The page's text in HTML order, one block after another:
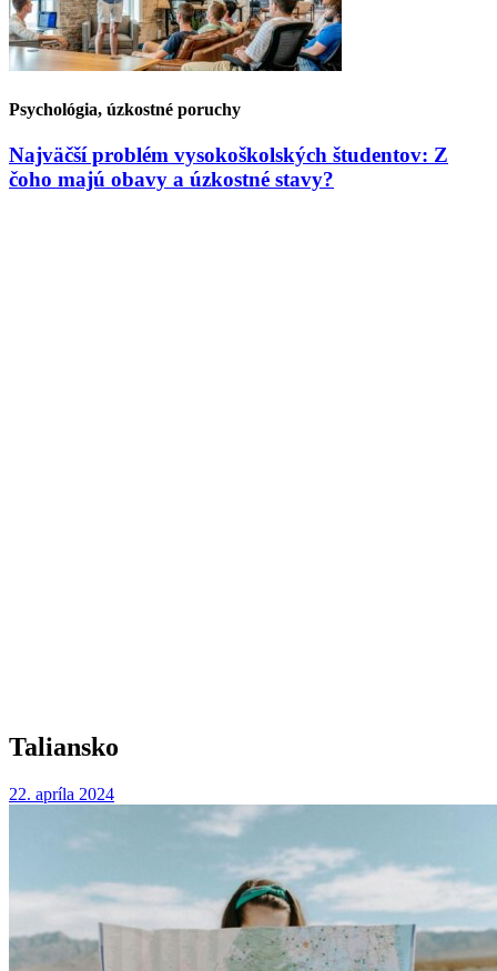
Psychológia, úzkostné poruchy
Najväčší problém vysokoškolských študentov: Z
čoho majú obavy a úzkostné stavy?
Taliansko
22. apríla 2024